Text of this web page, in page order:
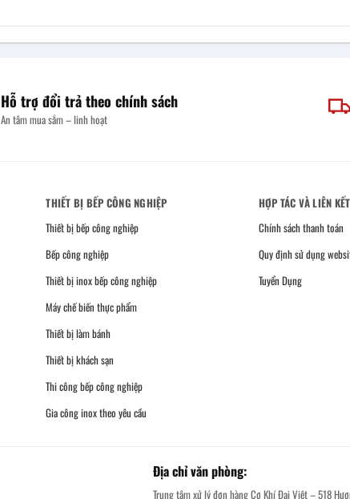
Hỗ trợ đổi trả theo chính sách
An tâm mua sắm – linh hoạt
THIẾT BỊ BẾP CÔNG NGHIỆP
Thiết bị bếp công nghiệp
Bếp công nghiệp
Thiết bị inox bếp công nghiệp
Máy chế biến thực phẩm
Thiết bị làm bánh
Thiết bị khách sạn
Thi công bếp công nghiệp
Gia công inox theo yêu cầu
HỢP TÁC VÀ LIÊN KẾT
Chính sách thanh toán
Quy định sử dụng
Tuyển Dụng
Địa chỉ văn phòng:
Trung tâm xử lý đơn hàng Cơ Khí Đại Việt – 518